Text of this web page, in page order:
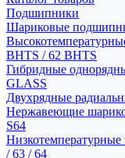
Подшипники
Шариковые
BHTS / 62 BHTS
Гибридные
GLASS
Двухрядные
Нержавеющие
S64
/ 63 / 64